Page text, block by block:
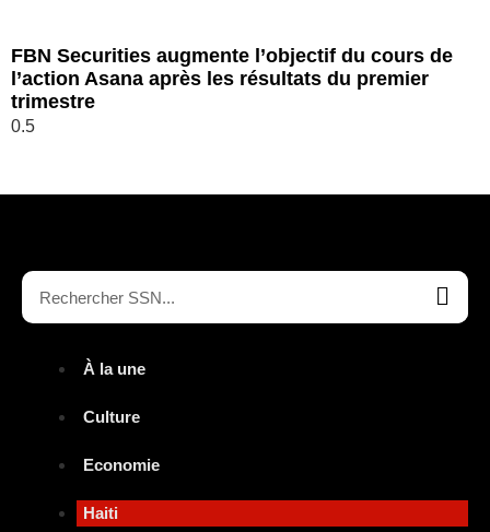
FBN Securities augmente l’objectif du cours de
l’action Asana après les résultats du premier
trimestre
À la une
Culture
Economie
Haiti